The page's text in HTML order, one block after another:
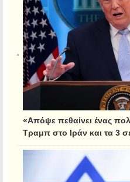
«Απόψε πεθαίνει ένας
Τραμπ στο Ιράν και τα 3